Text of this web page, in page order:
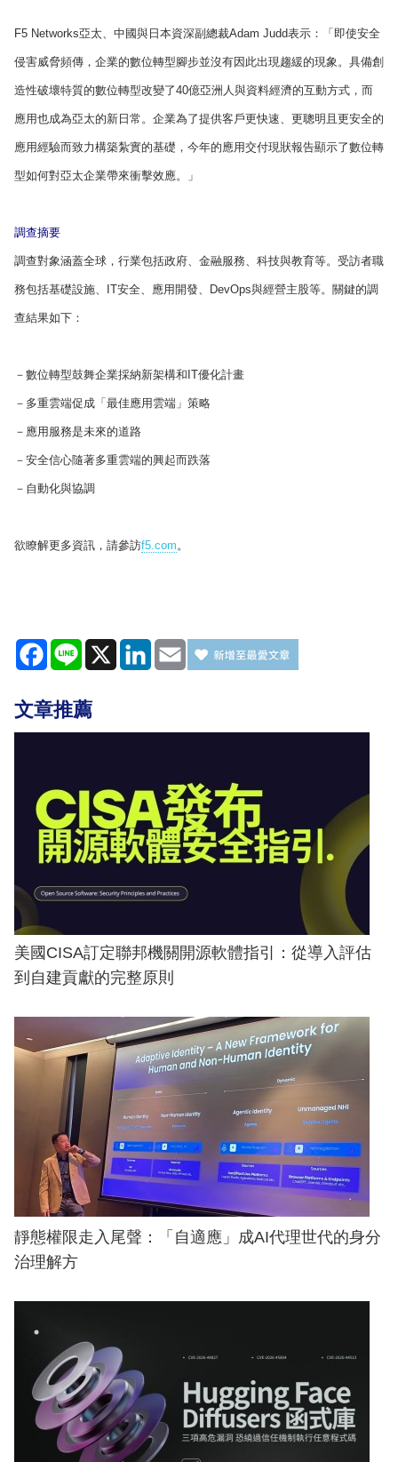
F5 Networks亞太、中國與日本資深副總裁Adam Judd表示：「即使安全
侵害威脅頻傳，企業的數位轉型腳步並沒有因此出現趨緩的現象。具備創
造性破壞特質的數位轉型改變了40億亞洲人與資料經濟的互動方式，而
應用也成為亞太的新日常。企業為了提供客戶更快速、更聰明且更安全的
應用經驗而致力構築紮實的基礎，今年的應用交付現狀報告顯示了數位轉
型如何對亞太企業帶來衝擊效應。」
調查摘要
調查對象涵蓋全球，行業包括政府、金融服務、科技與教育等。受訪者職
務包括基礎設施、IT安全、應用開發、DevOps與經營主股等。關鍵的調
查結果如下：
－數位轉型鼓舞企業採納新架構和IT優化計畫
－多重雲端促成「最佳應用雲端」策略
－應用服務是未來的道路
－安全信心隨著多重雲端的興起而跌落
－自動化與協調
欲瞭解更多資訊，請參訪f5.com。
Facebook
Line X LinkedIn
Email
文章推薦
美國CISA訂定聯邦機關開源軟體指引：從導入評估
到自建貢獻的完整原則
靜態權限走入尾聲：「自適應」成AI代理世代的身分
治理解方